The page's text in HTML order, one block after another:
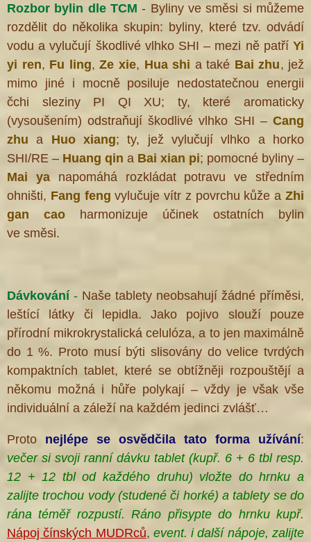
Rozbor bylin dle TCM- Byliny ve směsi si můžeme
rozdělit do několika skupin: byliny, které tzv. odvádí
vodu a vylučují škodlivé vlhko SHI – mezi ně patří Yi
yi ren, Fu ling,Ze xie, Hua shi a také Bai zhu, jež
mimo jiné i mocně posiluje nedostatečnou energii
čchi sleziny PI QI XU; ty, které aromaticky
(vysoušením) odstraňují škodlivé vlhko SHI – Cang
zhu
a Huo xiang; ty, jež vylučují vlhko a horko
SHI/RE – Huang qin a Bai xian pi; pomocné byliny –
Mai yanapomáhá rozkládat potravu ve středním
ohništi, Fang feng vylučuje vítr z povrchu kůže aZhi
gan cao harmonizuje účinek ostatních bylin
ve směsi.
Dávkování- Naše tablety neobsahují žádné příměsi,
leštící látky či lepidla. Jako pojivo slouží pouze
přírodní mikrokrystalická celulóza, a to jen maximálně
do 1 %. Proto musí býti slisovány do velice tvrdých
kompaktních tablet, které se obtížněji rozpouštějí a
někomu možná i hůře polykají – vždy je však vše
individuální a záleží na každém jedinci zvlášť…
Proto nejlépe se osvědčila tato forma užívání:
večer si svoji ranní dávku tablet (kupř. 6 + 6 tbl resp.
12 + 12 tbl od každého druhu) vložte do hrnku a
zalijte trochou vody (studené či horké) a tablety se do
rána téměř rozpustí. Ráno přisypte do hrnku kupř.
Nápoj čínských MUDRců, event. i další nápoje, zalijte